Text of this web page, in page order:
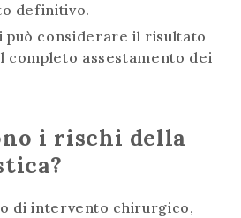
definitivo.
può considerare il risultato
completo assestamento dei
i rischi della
di intervento chirurgico,